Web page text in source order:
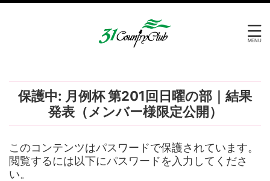
保護中: 月例杯 第201回日曜の部｜結果
発表（メンバー様限定公開）
このコンテンツはパスワードで保護されています。
閲覧するには以下にパスワードを入力してくださ
い。